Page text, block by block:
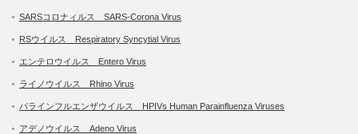
SARSコロナィルス SARS-Corona Virus
RSウイルス Respiratory Syncytial Virus
エンテロウイルス Entero Virus
ライノウイルス Rhino Virus
パラインフルエンザウイルス HPIVs Human Parainfluenza Viruses
アデノウイルス Adeno Virus